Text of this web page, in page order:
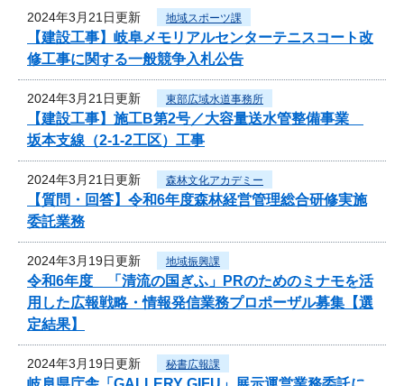
2024年3月21日更新 地域スポーツ課
【建設工事】岐阜メモリアルセンターテニスコート改
修工事に関する一般競争入札公告
2024年3月21日更新 東部広域水道事務所
【建設工事】施工B第2号／大容量送水管整備事業
坂本支線（2-1-2工区）工事
2024年3月21日更新 森林文化アカデミー
【質問・回答】令和6年度森林経営管理総合研修実施
委託業務
2024年3月19日更新 地域振興課
令和6年度 「清流の国ぎふ」PRのためのミナモを活
用した広報戦略・情報発信業務プロポーザル募集【選
定結果】
2024年3月19日更新 秘書広報課